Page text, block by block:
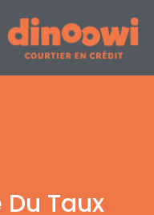
Du Taux